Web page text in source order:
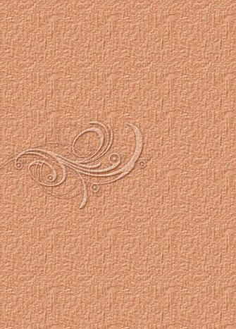
qúnzi ชม พละไม่ควรนุ่งกระโปรง
银行家的儿子 Yínháng jiā de érzi บุตรชา
นายธนาคาร
悲剧的王子 Bēijù de wángzǐ โศกนาฏกรรม
ของเจ้าชา
吓死我了 Xià sǐ wǒle ตกใจแทบตา
把我也送了吧 Bǎ wǒ yě sòngle ba เอาผมส่ง
ไปด้วยเล
如何活下去 Rúhé huó xiàqù มีชีวิตอยู่ได้ยังไง
一分也不要 Yī fēn yě bùyào คะแนนเดียวก็ไม่
เอา
未来丈夫 Wèilái zhàngfū สามีในอนาคต
奇怪的亲戚 Qíguài de qīnqī ญาติที่แปลก
ประหลาด
我想吐 Wǒ xiǎng tǔ อยากจะอ๊วก
上帝爱你 Shàngdì ài nǐ พระเจ้าทรงรักคุณ
不用睡了 Bùyòng shuìle ไม่ต้องนอนแล้ว
先吃轮子 Xiān chī lúnzi กินลูกล้อก่อน
意中人 Yìzhōngrén ชายในดวงใจ
最幸福女人 Zuì xìngfú nǚrén หญิงที่มีความสุข
ที่สุด